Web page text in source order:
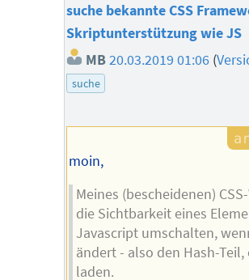
suche bekannte CSS
Skriptunterstützung wie JS
MB20.03.2019 01:06 (
suche
moin,
Meines (bescheidenen)
die Sichtbarkeit eines
Javascript umschalten,
ändert - also den Hash-
laden.